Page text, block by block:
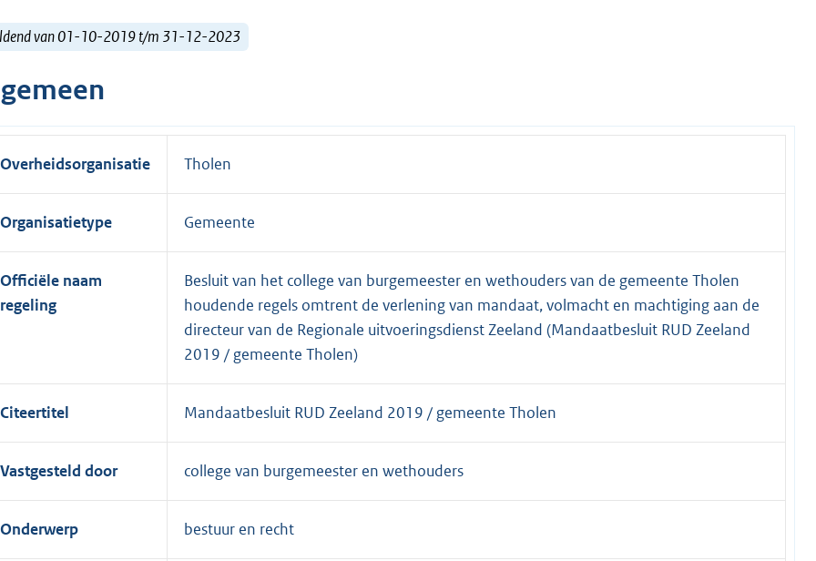
van 01-10-2019 t/m 31-12-2023
Overheidsorganisatie Tholen
Organisatietype Gemeente
Officiële naam
regeling
Besluit van het college van burgemeester en wethouders van de gemeente Tholen
houdende regels omtrent de verlening van mandaat, volmacht en machtiging aan de
directeur van de Regionale uitvoeringsdienst Zeeland (Mandaatbesluit RUD Zeeland
2019 / gemeente Tholen)
Citeertitel Mandaatbesluit RUD Zeeland 2019 / gemeente Tholen
Vastgesteld door college van burgemeester en wethouders
Onderwerp bestuur en recht